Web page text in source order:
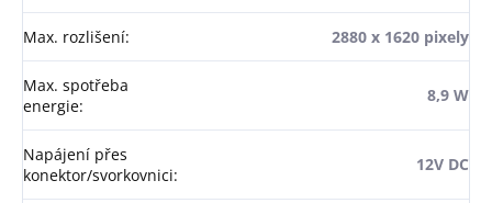
Max. rozlišení: 2880 x 1620 pixely
Max. spotřeba
energie:
8,9 W
Napájení přes
konektor/svorkovnici:
12V DC